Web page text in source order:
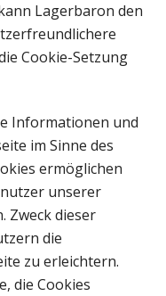
Lagerbaron den
Cookie-Setzung
Informationen und
im Sinne des
ermöglichen
unserer
Zweck dieser
die
zu erleichtern.
die Cookies